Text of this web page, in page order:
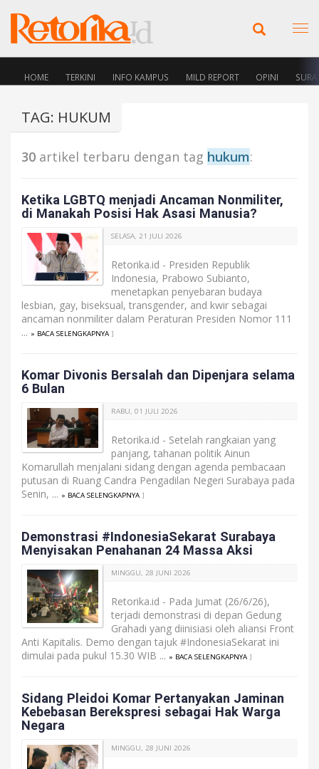
HOME TERKINI INFO KAMPUS MILD REPORT OPINI
TAG: HUKUM
30 artikel terbaru dengan tag hukum:
Ketika LGBTQ menjadi Ancaman Nonmiliter,
di Manakah Posisi Hak Asasi Manusia?
SELASA, 21 JULI 2026
Retorika.id - Presiden Republik
Indonesia, Prabowo Subianto,
menetapkan penyebaran budaya
lesbian, gay, biseksual, transgender, and kwir sebagai
ancaman nonmiliter dalam Peraturan Presiden Nomor 111
... » BACA SELENGKAPNYA ]
Komar Divonis Bersalah dan Dipenjara selama
6 Bulan
RABU, 01 JULI 2026
Retorika.id - Setelah rangkaian yang
panjang, tahanan politik Ainun
Komarullah menjalani sidang dengan agenda pembacaan
putusan di Ruang Candra Pengadilan Negeri Surabaya pada
Senin, ... » BACA SELENGKAPNYA ]
Demonstrasi #IndonesiaSekarat Surabaya
Menyisakan Penahanan 24 Massa Aksi
MINGGU, 28 JUNI 2026
Retorika.id - Pada Jumat (26/6/26),
terjadi demonstrasi di depan Gedung
Grahadi yang diinisiasi oleh aliansi Front
Anti Kapitalis. Demo dengan tajuk #IndonesiaSekarat ini
dimulai pada pukul 15.30 WIB ... » BACA SELENGKAPNYA ]
Sidang Pleidoi Komar Pertanyakan Jaminan
Kebebasan Berekspresi sebagai Hak Warga
Negara
MINGGU, 28 JUNI 2026